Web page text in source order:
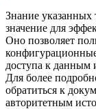
Знание указанных
значение для
Оно позволяет
доступа к данным
Для более
обратиться к
авторитетным